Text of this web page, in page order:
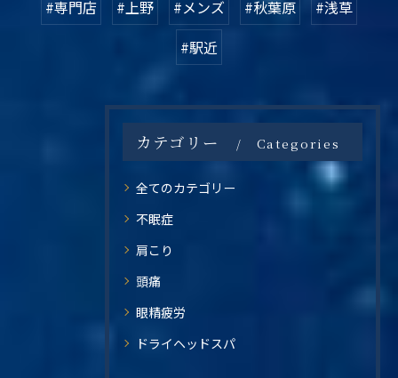
#専門店
#上野 #メンズ #秋葉原
#浅草
#駅近
カテゴリー Categories
全てのカテゴリー
不眠症
肩こり
頭痛
眼精疲労
ドライヘッドスパ